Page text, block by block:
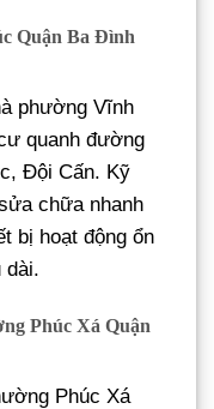
Quận Ba Đình
phường Vĩnh
quanh đường
Đội Cấn. Kỹ
chữa nhanh
bị hoạt động ổn
dài.
Phúc Xá Quận
Phúc Xá